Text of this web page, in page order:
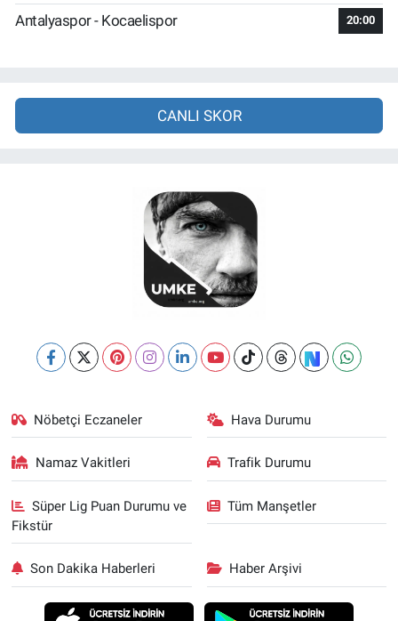
Antalyaspor - Kocaelispor 20:00
CANLI SKOR
Nöbetçi Eczaneler Hava Durumu
Namaz Vakitleri Trafik Durumu
Süper Lig Puan Durumu ve
Fikstür
Tüm Manşetler
Son Dakika Haberleri Haber Arşivi